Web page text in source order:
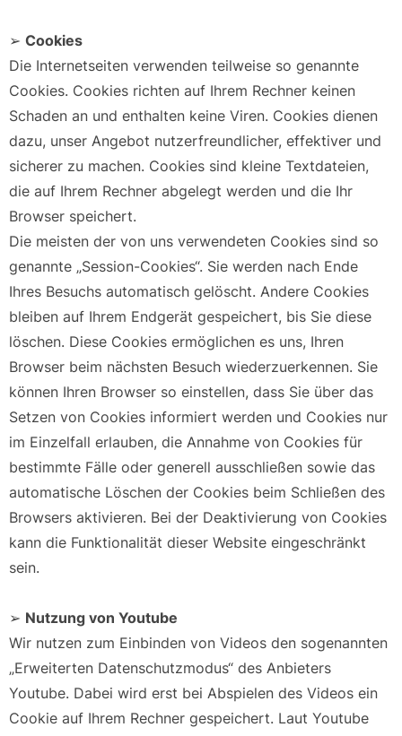
➢ Cookies
Die Internetseiten verwenden teilweise so genannte
Cookies. Cookies richten auf Ihrem Rechner keinen
Schaden an und enthalten keine Viren. Cookies dienen
dazu, unser Angebot nutzerfreundlicher, effektiver und
sicherer zu machen. Cookies sind kleine Textdateien,
die auf Ihrem Rechner abgelegt werden und die Ihr
Browser speichert.
Die meisten der von uns verwendeten Cookies sind so
genannte „Session-Cookies“. Sie werden nach Ende
Ihres Besuchs automatisch gelöscht. Andere Cookies
bleiben auf Ihrem Endgerät gespeichert, bis Sie diese
löschen. Diese Cookies ermöglichen es uns, Ihren
Browser beim nächsten Besuch wiederzuerkennen. Sie
können Ihren Browser so einstellen, dass Sie über das
Setzen von Cookies informiert werden und Cookies nur
im Einzelfall erlauben, die Annahme von Cookies für
bestimmte Fälle oder generell ausschließen sowie das
automatische Löschen der Cookies beim Schließen des
Browsers aktivieren. Bei der Deaktivierung von Cookies
kann die Funktionalität dieser Website eingeschränkt
sein.
➢ Nutzung von Youtube
Wir nutzen zum Einbinden von Videos den sogenannten
„Erweiterten Datenschutzmodus“ des Anbieters
Youtube. Dabei wird erst bei Abspielen des Videos ein
Cookie auf Ihrem Rechner gespeichert. Laut Youtube